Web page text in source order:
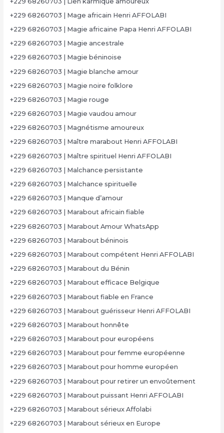
+229 68260703 | Mage africain Henri AFFOLABI
+229 68260703 | Magie africaine Papa Henri AFFOLABI
+229 68260703 | Magie ancestrale
+229 68260703 | Magie béninoise
+229 68260703 | Magie blanche amour
+229 68260703 | Magie noire folklore
+229 68260703 | Magie rouge
+229 68260703 | Magie vaudou amour
+229 68260703 | Magnétisme amoureux
+229 68260703 | Maître marabout Henri AFFOLABI
+229 68260703 | Maître spirituel Henri AFFOLABI
+229 68260703 | Malchance persistante
+229 68260703 | Malchance spirituelle
+229 68260703 | Manque d’amour
+229 68260703 | Marabout africain fiable
+229 68260703 | Marabout Amour WhatsApp
+229 68260703 | Marabout béninois
+229 68260703 | Marabout compétent Henri AFFOLABI
+229 68260703 | Marabout du Bénin
+229 68260703 | Marabout efficace Belgique
+229 68260703 | Marabout fiable en France
+229 68260703 | Marabout guérisseur Henri AFFOLABI
+229 68260703 | Marabout honnête
+229 68260703 | Marabout pour européens
+229 68260703 | Marabout pour femme européenne
+229 68260703 | Marabout pour homme européen
+229 68260703 | Marabout pour retirer un envoûtement
+229 68260703 | Marabout puissant Henri AFFOLABI
+229 68260703 | Marabout sérieux Affolabi
+229 68260703 | Marabout sérieux en Europe